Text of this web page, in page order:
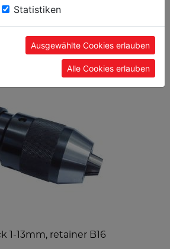
1-13mm, retainer B16
Cookies.
Statistiken
Ausgewählte Cookies erlauben
Alle Cookies erlauben